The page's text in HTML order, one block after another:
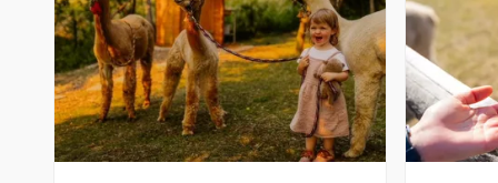
Bruchköbel
Bruchsal
Burghausen
Münster
Nürnberg
Oberlausitz